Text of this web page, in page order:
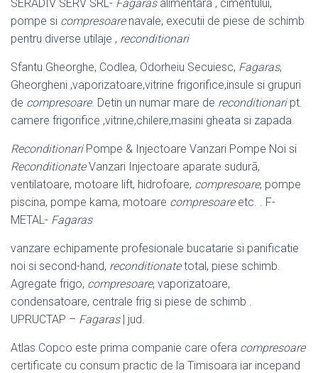
SERADIV SERV SRL- Fagarasalimentara , cimentului,
pompe si compresoarenavale, executii de piese de schimb
pentru diverse utilaje , reconditionari
Sfantu Gheorghe, Codlea, Odorheiu Secuiesc, Fagaras,
Gheorgheni ,vaporizatoare,vitrine frigorifice,insule si grupuri
de compresoare. Detin un numar mare de reconditionaript.
camere frigorifice ,vitrine,chilere,masini gheata si zapada.
ReconditionariPompe & Injectoare Vanzari Pompe Noi si
ReconditionateVanzari Injectoare aparate sudurã,
ventilatoare, motoare lift, hidrofoare, compresoare, pompe
piscina, pompe kama, motoare compresoareetc. . F-
METAL- Fagaras
vanzare echipamente profesionale bucatarie si panificatie
noi si second-hand, reconditionatetotal, piese schimb.
Agregate frigo, compresoare, vaporizatoare,
condensatoare, centrale frig si piese de schimb .
UPRUCTAP – Fagaras| jud.
Atlas Copco este prima companie care ofera compresoare
certificate cu consum practic de la Timisoara iar incepand